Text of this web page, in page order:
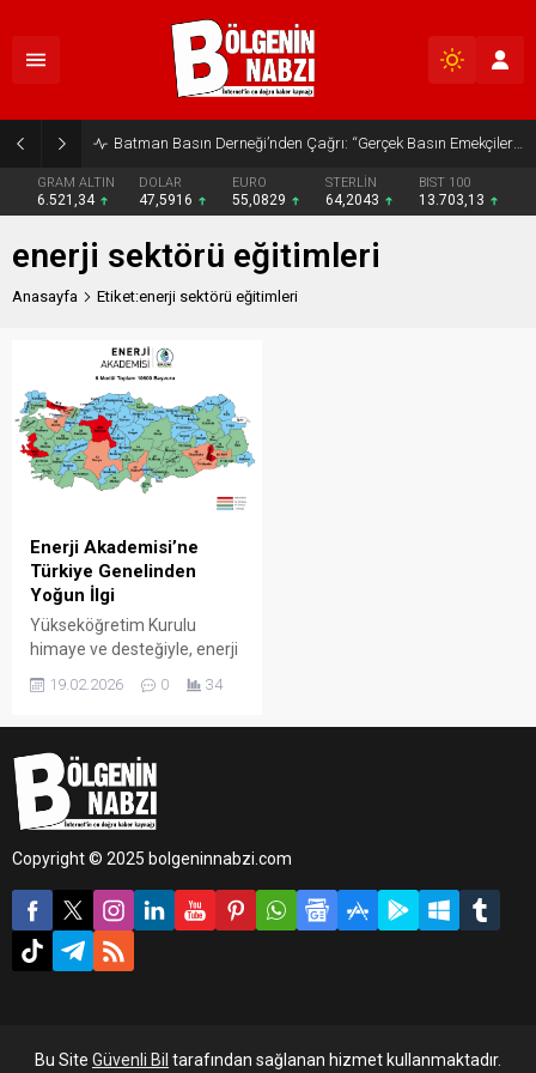
Batman Basın Derneği’nden Çağrı: “Gerçek Basın Emekçileri Desteklenmeli”
GRAM ALTIN
6.521,34
DOLAR
47,5916
EURO
55,0829
STERLİN
64,2043
BIST 100
13.703,13
enerji sektörü eğitimleri
Anasayfa Etiket:enerji sektörü eğitimleri
Enerji Akademisi’ne
Türkiye Genelinden
Yoğun İlgi
Yükseköğretim Kurulu
himaye ve desteğiyle, enerji
olarak belirlenen Batman
yürütülen Enerji Akademisi
Eğitim Programı, Türkiye
genelinde büyük ilgi gördü.
toplam 10 bin 600 başvuru
yapıldı.
19.02.2026 0 34
Copyright © 2025 bolgeninnabzi.com
Bu Site Güvenli Bil tarafından sağlanan hizmet kullanmaktadır.